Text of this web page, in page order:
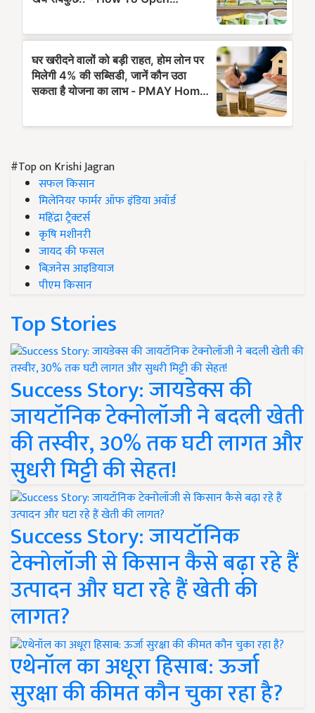
#Top on Krishi Jagran
सफल किसान
मिलेनियर फार्मर ऑफ इंडिया अवॉर्ड
महिंद्रा ट्रैक्टर्स
कृषि मशीनरी
जायद की फसल
बिज़नेस आइडियाज
पीएम किसान
Top Stories
Success Story: जायडेक्स की
जायटॉनिक टेक्नोलॉजी ने बदली खेती
की तस्वीर, 30% तक घटी लागत और
सुधरी मिट्टी की सेहत!
Success Story: जायटॉनिक
टेक्नोलॉजी से किसान कैसे बढ़ा रहे हैं
उत्पादन और घटा रहे हैं खेती की
लागत?
एथेनॉल का अधूरा हिसाब: ऊर्जा
सुरक्षा की कीमत कौन चुका रहा है?